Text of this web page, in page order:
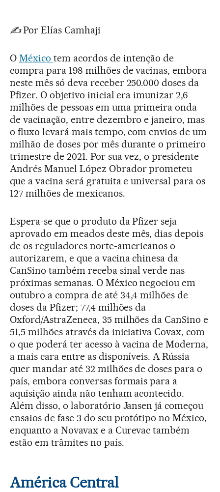
✍️Por Elías Camhaji
O México tem acordos de intenção de
compra para 198 milhões de vacinas, embora
neste mês só deva receber 250.000 doses da
Pfizer. O objetivo inicial era imunizar 2,6
milhões de pessoas em uma primeira onda
de vacinação, entre dezembro e janeiro, mas
o fluxo levará mais tempo, com envios de um
milhão de doses por mês durante o primeiro
trimestre de 2021. Por sua vez, o presidente
Andrés Manuel López Obrador prometeu
que a vacina será gratuita e universal para os
127 milhões de mexicanos.
Espera-se que o produto da Pfizer seja
aprovado em meados deste mês, dias depois
de os reguladores norte-americanos o
autorizarem, e que a vacina chinesa da
CanSino também receba sinal verde nas
próximas semanas. O México negociou em
outubro a compra de até 34,4 milhões de
doses da Pfizer; 77,4 milhões da
Oxford/AstraZeneca, 35 milhões da CanSino e
51,5 milhões através da iniciativa Covax, com
o que poderá ter acesso à vacina de Moderna,
a mais cara entre as disponíveis. A Rússia
quer mandar até 32 milhões de doses para o
país, embora conversas formais para a
aquisição ainda não tenham acontecido.
Além disso, o laboratório Jansen já começou
ensaios de fase 3 do seu protótipo no México,
enquanto a Novavax e a Curevac também
estão em trâmites no país.
América Central